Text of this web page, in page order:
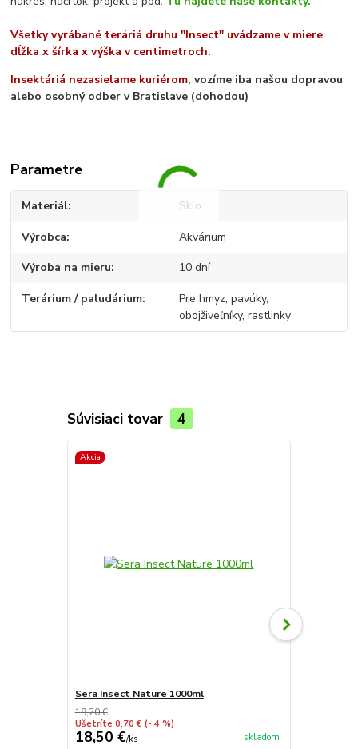
Všetky vyrábané teráriá druhu "Insect" uvádzame v miere
dĺžka x šírka x výška v centimetroch.
Insektáriá nezasielame kuriérom, vozíme iba našou dopravou
alebo osobný odber v Bratislave (dohodou)
Parametre
Materiál Sklo
Výrobca Akvárium
Výroba na mieru 10 dní
Terárium / paludárium
Pre hmyz, pavúky,
obojživeľníky, rastlinky
Súvisiaci tovar 4
Akcia
Sera Insect Nature 1000ml
19,20 €
Ušetríte 0,70 € (- 4 %)
18,50 €/ks skladom